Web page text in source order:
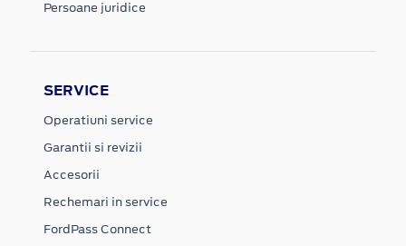
Persoane juridice
SERVICE
Operatiuni service
Garantii si revizii
Accesorii
Rechemari in service
FordPass Connect